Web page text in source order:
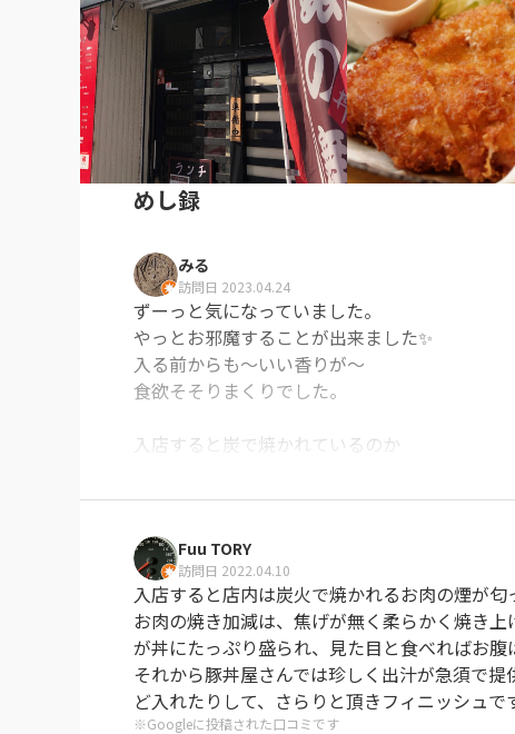
めし録
みる
訪問日 2023.04.24
ずーっと気になっていました。
やっとお邪魔することが出来ました✨
入る前からも〜いい香りが〜
食欲そそりまくりでした。
入店すると炭で焼かれているのか
あっという間にテーブルへ
なんと艷やかなのでしょう✨
箸と一緒にスプーンを添えられており豚丼のタ
肉はバラとロースの２種類入っており、バラ肉
一口でタレの味のトリコになりました✨
Fuu TORY
訪問日 2022.04.10
入店すると店内は炭火で焼かれるお肉の煙が匂
お肉の焼き加減は、焦げが無く柔らかく焼き
が丼にたっぷり盛られ、見た目と食べればお腹
それから豚丼屋さんでは珍しく出汁が急須で
ど入れたりして、さらりと頂きフィニッシュで
※Googleに投稿された口コミです